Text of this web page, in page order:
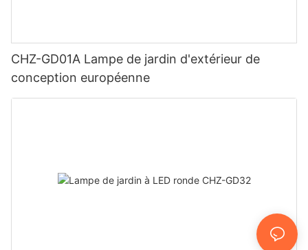
CHZ-GD01A Lampe de jardin d'extérieur de
conception européenne